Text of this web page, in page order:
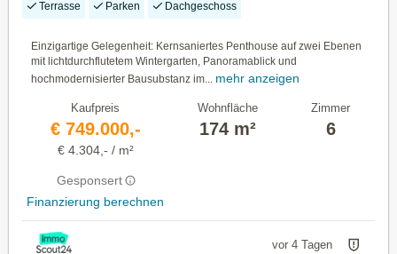
Terrasse Parken Dachgeschoss
Einzigartige Gelegenheit: Kernsaniertes Penthouse auf zwei Ebenen
mit lichtdurchflutetem Wintergarten, Panoramablick und
hochmodernisierter Bausubstanz im... mehr anzeigen
Kaufpreis
€ 749.000,-
€ 4.304,- / m²
Gesponsert
Finanzierung berechnen
Wohnfläche
174 m²
Zimmer
6
vor 4 Tagen